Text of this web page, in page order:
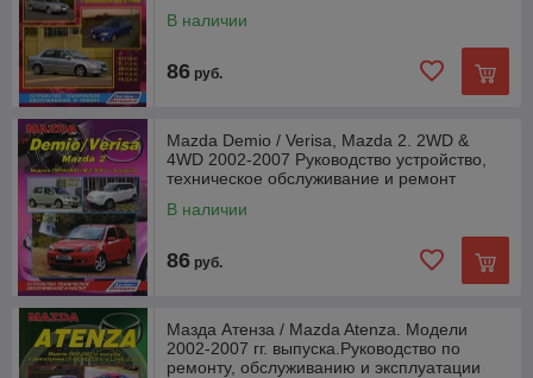
В наличии
86 руб.
Mazda Demio / Verisa, Mazda 2. 2WD &
4WD 2002-2007 Руководство устройство,
техническое обслуживание и ремонт
В наличии
86 руб.
Мазда Атенза / Mazda Atenza. Модели
2002-2007 гг. выпуска.Руководство по
ремонту, обслуживанию и эксплуатации